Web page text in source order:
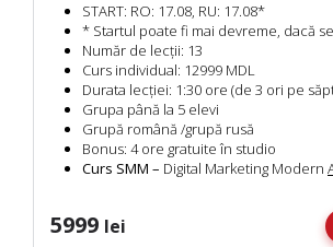
START: RO: 17.08, RU: 17.08*
* Startul poate fi mai devreme, dacă
Număr de lecții: 13
Сurs individual: 12999 MDL
Durata lecției: 1:30 ore (de 3 ori pe
Grupa până la 5 elevi
Grupă română /grupă rusă
Bonus: 4 ore gratuite în studio
Curs SMM – Digital Marketing Modern
5999 lei